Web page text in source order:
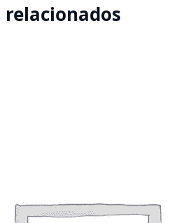
relacionados